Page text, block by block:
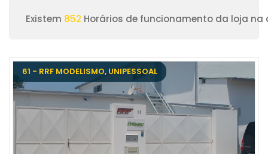
Existem 852 Horários de funcionamento da loja na
61 - RRF MODELISMO, UNIPESSOAL